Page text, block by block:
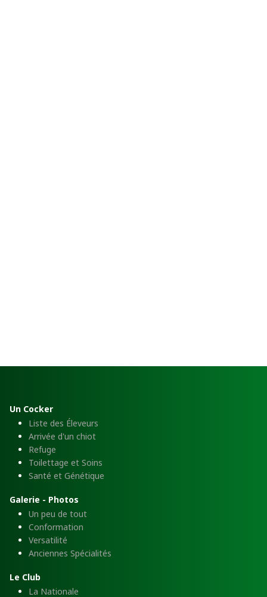
Un Cocker
Liste des Éleveurs
Arrivée d'un chiot
Refuge
Toilettage et Soins
Santé et Génétique
Galerie - Photos
Un peu de tout
Conformation
Versatilité
Anciennes Spécialités
Le Club
La Nationale